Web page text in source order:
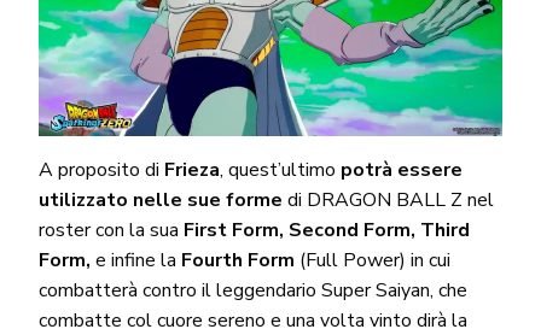
A proposito di Frieza, quest’ultimo potrà essere
utilizzato nelle sue forme di DRAGON BALL Z nel
roster con la sua First Form, Second Form, Third
Form, e infine la Fourth Form (Full Power) in cui
combatterà contro il leggendario Super Saiyan, che
combatte col cuore sereno e una volta vinto dirà la